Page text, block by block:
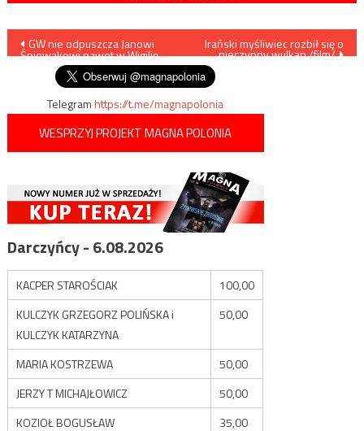
Nawigacja
wpisu
GW nie odpuszcza Janowi
Śpiewakowi nawet w Wigilię…
Irański myśliwiec rozbił się o
nieczynny wulkan /film/
Telegramhttps://t.me/magnapolonia
WESPRZYJ PROJEKT MAGNA POLONIA
Darczyńcy - 6.08.2026
KACPER STAROŚCIAK
100,00
KULCZYK GRZEGORZ POLIŃSKA i
KULCZYK KATARZYNA
50,00
MARIA KOSTRZEWA
50,00
JERZY T MICHAJŁOWICZ
50,00
KOZIOŁ BOGUSŁAW
35,00